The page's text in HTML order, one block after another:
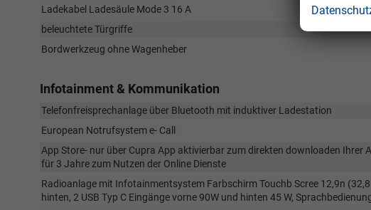
Ladekabel Ladesäule Mode 3 16 A
beleuchtete Türgriffe
Bordwerkzeug ohne Wagenheber
Infotainment & Kommunikation
Telefonfreisprechanlage über Bluetooth mit induktiver Ladestation
European Notrufsystem e- Call
App Store- nur über Cupra App aktivierbar zum direkten downloaden Ihrer
für 3 Jahre zum Nutzen der Online Dienste
Radioanlage mit Infotainmentsystem Farbschirm Touchb Scree 12,9n
hinten, 2 USB Typ C Eingänge vorne 90W und hinten 45 W,